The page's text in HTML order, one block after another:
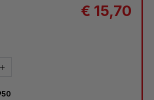
€ 15,70